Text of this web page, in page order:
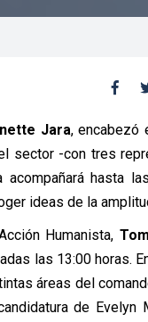
Jara, encabezó
sector -con tres
acompañará hasta
ideas de la
Humanista,
las 13:00 horas.
áreas del
de Evelyn